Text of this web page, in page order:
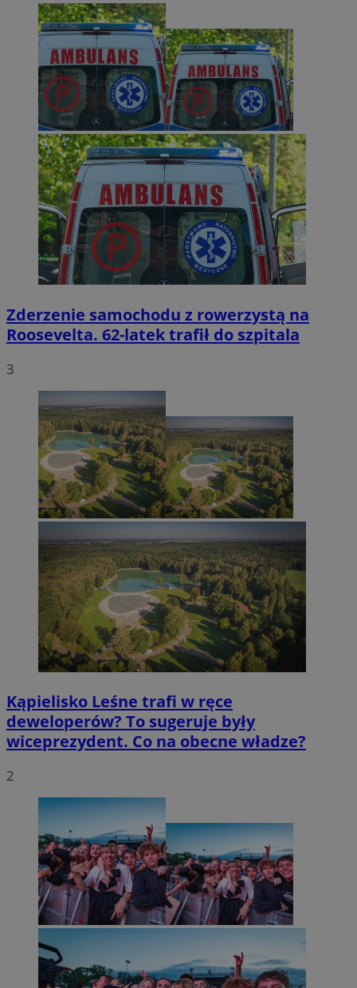
Zderzenie samochodu z rowerzystą na
Roosevelta. 62-latek trafił do szpitala
3
Kąpielisko Leśne trafi w ręce
deweloperów? To sugeruje były
wiceprezydent. Co na obecne władze?
2